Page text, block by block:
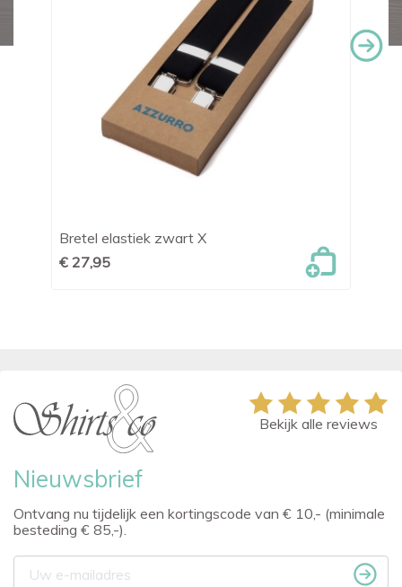
Bretel elastiek zwart X
€ 27,95
Nieuwsbrief
Ontvang nu tijdelijk een kortingscode van € 10,- (minimale
besteding € 85,-).
Bekijk alle reviews